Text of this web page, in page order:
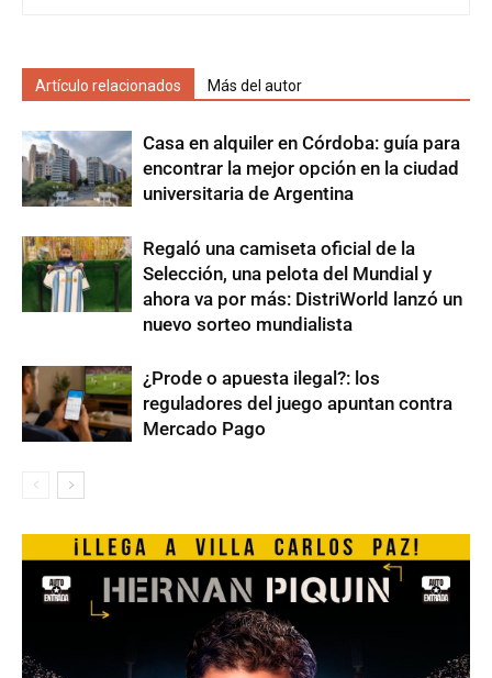
Artículo relacionados Más del autor
Casa en alquiler en Córdoba: guía para
encontrar la mejor opción en la ciudad
universitaria de Argentina
Regaló una camiseta oficial de la
Selección, una pelota del Mundial y
ahora va por más: DistriWorld lanzó un
nuevo sorteo mundialista
¿Prode o apuesta ilegal?: los
reguladores del juego apuntan contra
Mercado Pago